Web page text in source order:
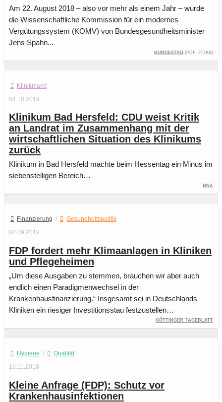
Am 22. August 2018 – also vor mehr als einem Jahr – wurde
die Wissenschaftliche Kommission für ein modernes
Vergütungssystem (KOMV) von Bundesgesundheitsminister
Jens Spahn...
Bundestag (PDF, 217KB)
Klinikmarkt
04.10.2019
Klinikum Bad Hersfeld: CDU weist Kritik
an Landrat im Zusammenhang mit der
wirtschaftlichen Situation des Klinikums
zurück
Klinikum in Bad Hersfeld machte beim Hessentag ein Minus im
siebenstelligen Bereich…
HNA
Finanzierung /
Gesundheitspolitik
02.09.2019
FDP fordert mehr Klimaanlagen in Kliniken
und Pflegeheimen
„Um diese Ausgaben zu stemmen, brauchen wir aber auch
endlich einen Paradigmenwechsel in der
Krankenhausfinanzierung.“ Insgesamt sei in Deutschlands
Kliniken ein riesiger Investitionsstau festzustellen…
Göttinger Tageblatt
Hygiene /
Qualität
16.11.2018
Kleine Anfrage (FDP): Schutz vor
Krankenhausinfektionen